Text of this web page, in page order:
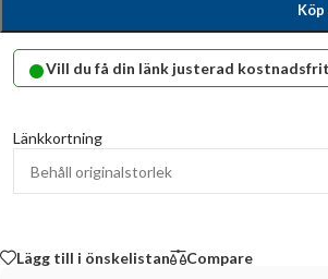
Köp
•Vill du få din länk justerad
Länkkortning
Lägg till i önskelistan Compare